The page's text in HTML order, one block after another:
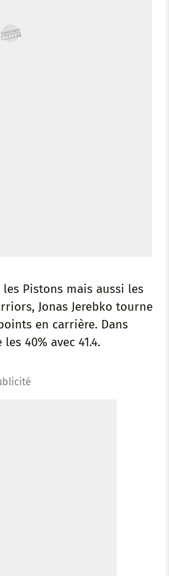
Pistons mais aussi les
Jonas Jerebko tourne
en carrière. Dans
40% avec 41.4.